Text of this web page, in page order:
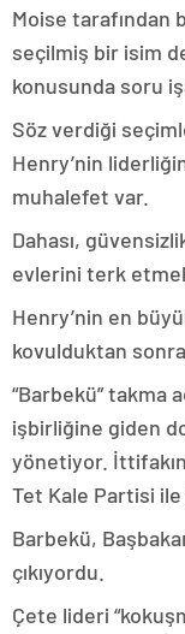
Moise tarafından
seçilmiş bir isim
konusunda soru
Söz verdiği
Henry’nin
muhalefet var.
Dahası,
evlerini terk
Henry’nin en
kovulduktan
“Barbekü” takma
işbirliğine giden
yönetiyor.
Tet Kale Partisi
Barbekü,
çıkıyordu.
Çete lideri